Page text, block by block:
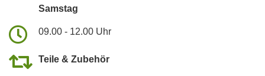
Samstag
09.00 - 12.00 Uhr
Teile & Zubehör